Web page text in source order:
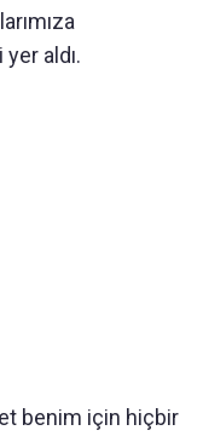
aldı.
benim için hiçbir